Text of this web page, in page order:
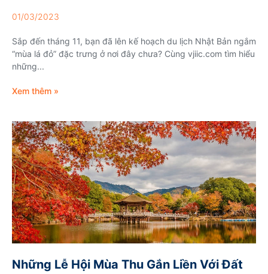
01/03/2023
Sắp đến tháng 11, bạn đã lên kế hoạch du lịch Nhật Bản ngắm
“mùa lá đỏ” đặc trưng ở nơi đây chưa? Cùng vjiic.com tìm hiểu
những...
Xem thêm »
Những Lễ Hội Mùa Thu Gắn Liền Với Đất